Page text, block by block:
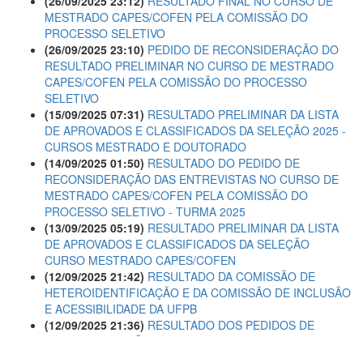
MESTRADO CAPES/COFEN PELA COMISSÃO DO
PROCESSO SELETIVO
(26/09/2025 23:10) PEDIDO DE RECONSIDERAÇÃO DO
RESULTADO PRELIMINAR NO CURSO DE MESTRADO
CAPES/COFEN PELA COMISSÃO DO PROCESSO
SELETIVO
(15/09/2025 07:31) RESULTADO PRELIMINAR DA LISTA
DE APROVADOS E CLASSIFICADOS DA SELEÇÃO 2025 -
CURSOS MESTRADO E DOUTORADO
(14/09/2025 01:50) RESULTADO DO PEDIDO DE
RECONSIDERAÇÃO DAS ENTREVISTAS NO CURSO DE
MESTRADO CAPES/COFEN PELA COMISSÃO DO
PROCESSO SELETIVO - TURMA 2025
(13/09/2025 05:19) RESULTADO PRELIMINAR DA LISTA
DE APROVADOS E CLASSIFICADOS DA SELEÇÃO
CURSO MESTRADO CAPES/COFEN
(12/09/2025 21:42) RESULTADO DA COMISSÃO DE
HETEROIDENTIFICAÇÃO E DA COMISSÃO DE INCLUSÃO
E ACESSIBILIDADE DA UFPB
(12/09/2025 21:36) RESULTADO DOS PEDIDOS DE